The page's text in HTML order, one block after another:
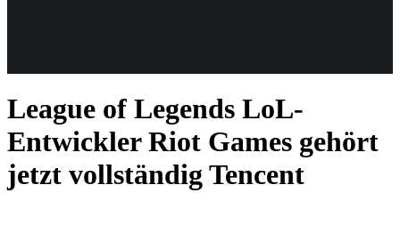
Follow us
League of Legends LoL-
Entwickler Riot Games gehört
jetzt vollständig Tencent